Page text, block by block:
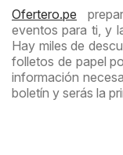
Ofertero.pe
eventos para ti, y
Hay miles de
folletos de papel
información
boletín y serás la